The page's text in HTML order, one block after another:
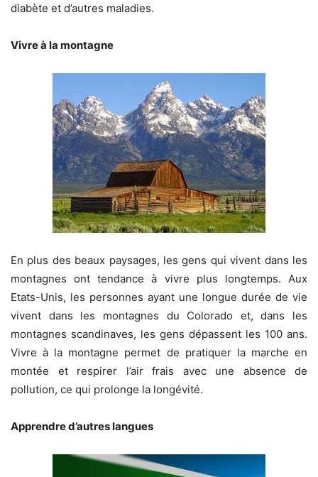
diabète et d’autres maladies.
Vivre à la montagne
En plus des beaux paysages, les gens qui vivent dans les
montagnes ont tendance à vivre plus longtemps. Aux
Etats-Unis, les personnes ayant une longue durée de vie
vivent dans les montagnes du Colorado et, dans les
montagnes scandinaves, les gens dépassent les 100 ans.
Vivre à la montagne permet de pratiquer la marche en
montée et respirer l’air frais avec une absence de
pollution, ce qui prolonge la longévité.
Apprendre d’autres langues